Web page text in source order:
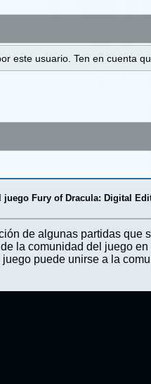
este usuario. Ten en cuenta
juego Fury of Dracula: Digital
de algunas partidas
la comunidad del juego en
puede unirse a la